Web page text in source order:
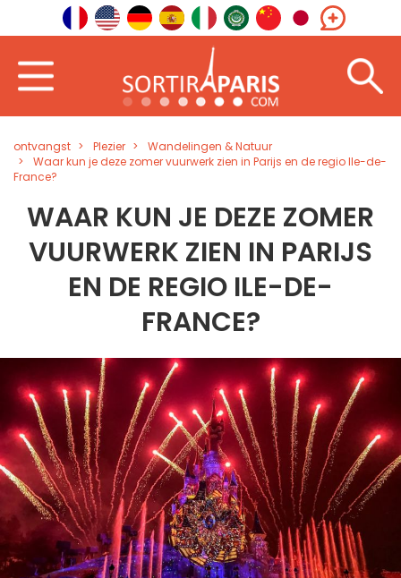
ontvangst Plezier
Wandelingen & Natuur
Waar kun je deze zomer vuurwerk zien in Parijs en de regio Ile-de-
France?
WAAR KUN JE DEZE ZOMER
VUURWERK ZIEN IN PARIJS
EN DE REGIO ILE-DE-
FRANCE?